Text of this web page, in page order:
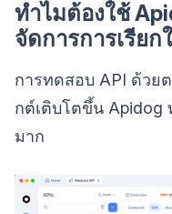
ทำไมต้องใช้
จัดการการเรียก
การทดสอบ API ด้วยต
กต์เติบโตขึ้น Apidog
มาก